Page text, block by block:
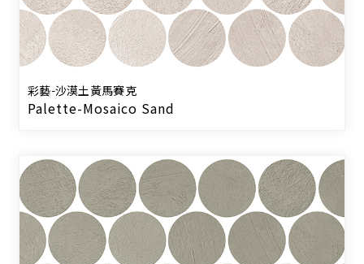
彩藝-沙漠土黃馬賽克
Palette-Mosaico Sand